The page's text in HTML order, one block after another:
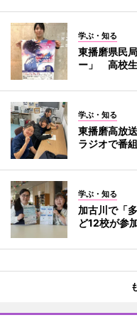
学ぶ・知る
東播磨県民
ー」 高校生
学ぶ・知る
東播磨高放
ラジオで番
学ぶ・知る
加古川で「
ど12校が参